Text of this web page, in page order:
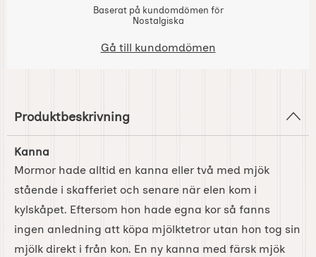
Baserat på kundomdömen för
Nostalgiska
Gå till kundomdömen
Produktbeskrivning
Kanna
Mormor hade alltid en kanna eller två med mjök
stående i skafferiet och senare när elen kom i
kylskåpet. Eftersom hon hade egna kor så fanns
ingen anledning att köpa mjölktetror utan hon tog sin
mjölk direkt i från kon. En ny kanna med färsk mjök